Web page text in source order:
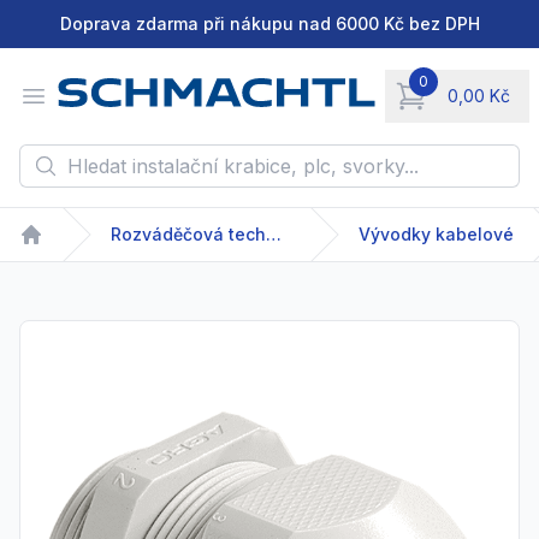
Doprava zdarma při nákupu nad 6000 Kč bez DPH
Open menu
0
0,00 Kč
items in cart,
Hledat instalační krabice, plc, svorky...
Home
Rozváděčová technika Vývodky kabelové